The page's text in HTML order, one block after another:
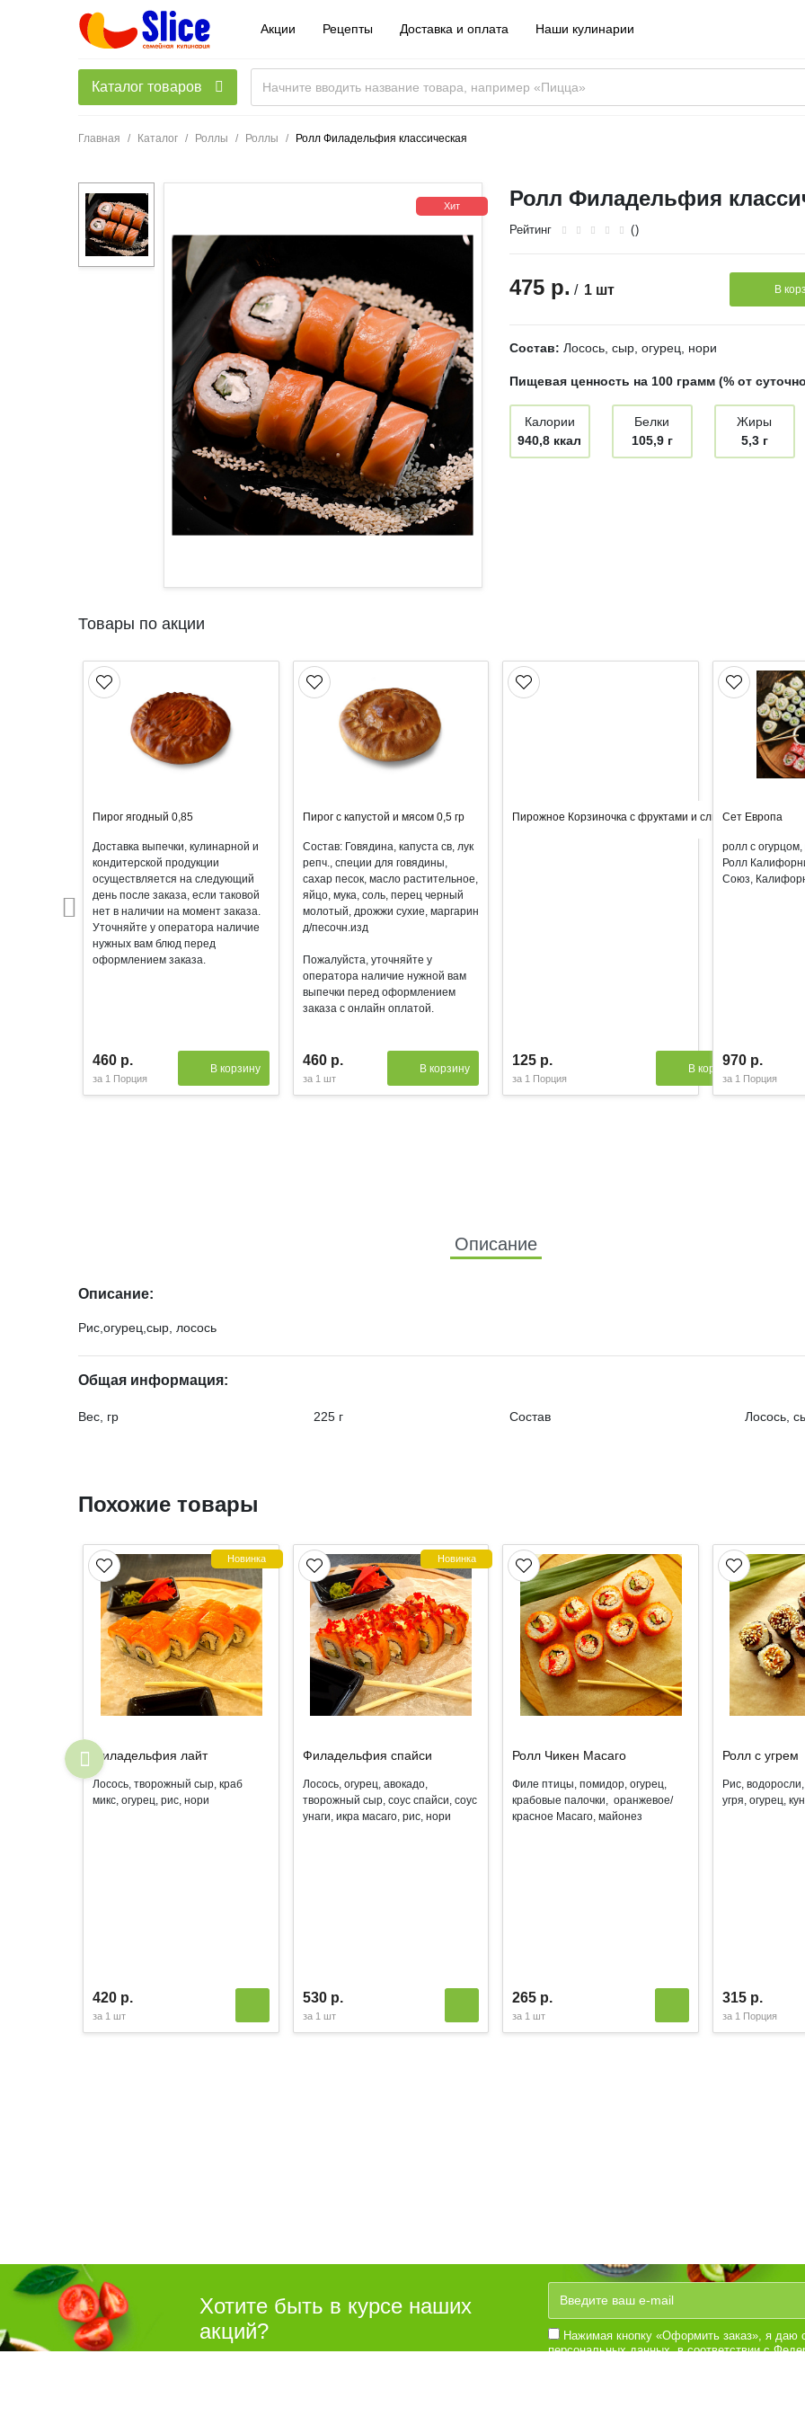
Акции Рецепты Доставка и оплата Наши кулинарии
Каталог товаров
Главная Каталог Роллы Роллы Ролл Филадельфия классическая
Хит Ролл Филадельфия
Рейтинг ()
475 р. / 1 шт В
Состав: Лосось, сыр, огурец, нори
Пищевая ценность на 100 грамм (% от
Калории
940,8 ккал
Белки
105,9 г
Жиры
5,3 г
Товары по акции
Пирог ягодный 0,85
Доставка выпечки, кулинарной и
кондитерской продукции
осуществляется на следующий
день после заказа, если таковой
нет в наличии на момент заказа.
Уточняйте у оператора наличие
нужных вам блюд перед
оформлением заказа.
460 р.
за 1 Порция
В корзину
Пирог с капустой и мясом 0,5 гр
Состав: Говядина, капуста св, лук
репч., специи для говядины,
сахар песок, масло растительное,
яйцо, мука, соль, перец черный
молотый, дрожжи сухие, маргарин
д/песочн.изд
Пожалуйста, уточняйте у
оператора наличие нужной вам
выпечки перед оформлением
заказа с онлайн оплатой.
460 р.
за 1 шт
В корзину
Пирожное Корзиночка с фруктами и сливками
125 р.
за 1 Порция
В корзину
Сет Европа
ролл с
Ролл
Союз,
970 р.
за 1 Порция
Описание
Описание:
Рис,огурец,сыр, лосось
Общая информация:
Вес, гр 225 г Состав Лосось,
Похожие товары
Новинка
Филадельфия лайт
Лосось, творожный сыр, краб
микс, огурец, рис, нори
420 р.
за 1 шт
Новинка
Филадельфия спайси
Лосось, огурец, авокадо,
творожный сыр, соус спайси, соус
унаги, икра масаго, рис, нори
530 р.
за 1 шт
Ролл Чикен Масаго
Филе птицы, помидор, огурец,
крабовые палочки, оранжевое/
красное Масаго, майонез
265 р.
за 1 шт
Ролл с угрем
Рис,
угря, огурец,
315 р.
за 1 Порция
Хотите быть в курсе наших
акций?
Нажимая кнопку «Оформить заказ», я даю
персональных данных, в соответствии с